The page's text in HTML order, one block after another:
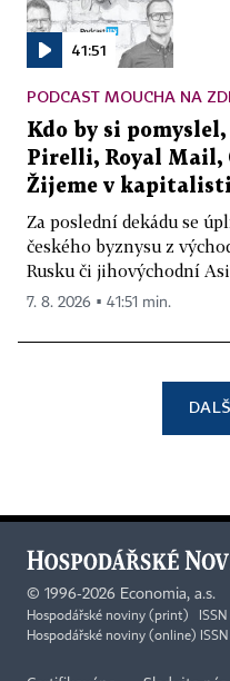
41:51
PODCAST MOUCHA NA ZDI
Kdo by si
Pirelli, Royal Mail,
Žijeme v
Za poslední dekádu se
českého byznysu z
Rusku či jihovýchodní
7. 8. 2026 ▪ 41:51 min.
© 1996-2026 Economia, a.s.
Hospodářské noviny (print) ISSN
Hospodářské noviny (online) ISSN